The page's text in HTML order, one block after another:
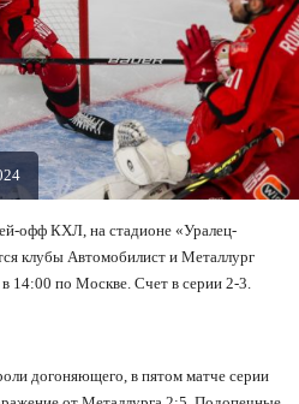
офф КХЛ, на стадионе «Уралец-
клубы Автомобилист и Металлург
14:00 по Москве. Счет в серии 2-3.
догоняющего, в пятом матче серии